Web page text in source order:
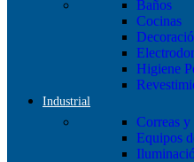
Baños
Cocinas
Higiene
Industrial
Correas y
Equipos